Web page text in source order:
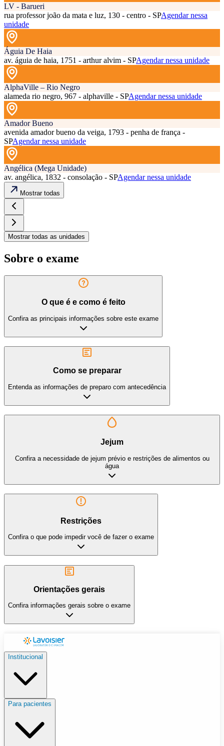
LV - Barueri
rua professor joão da mata e luz, 130 - centro - SPAgendar nessa
unidade
Águia De Haia
av. águia de haia, 1751 - arthur alvim - SPAgendar nessa unidade
AlphaVille – Rio Negro
alameda rio negro, 967 - alphaville - SPAgendar nessa unidade
Amador Bueno
avenida amador bueno da veiga, 1793 - penha de frança -
SPAgendar nessa unidade
Angélica (Mega Unidade)
av. angélica, 1832 - consolação - SPAgendar nessa unidade
Mostrar todas
Mostrar todas as unidades
Sobre o exame
O que é e como é feito
Confira as principais informações sobre este exame
Como se preparar
Entenda as informações de preparo com antecedência
Jejum
Confira a necessidade de jejum prévio e restrições de alimentos ou
água
Restrições
Confira o que pode impedir você de fazer o exame
Orientações gerais
Confira informações gerais sobre o exame
Institucional
Para pacientes